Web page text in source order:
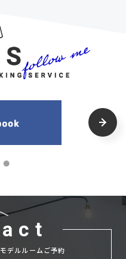
デルルームご予約